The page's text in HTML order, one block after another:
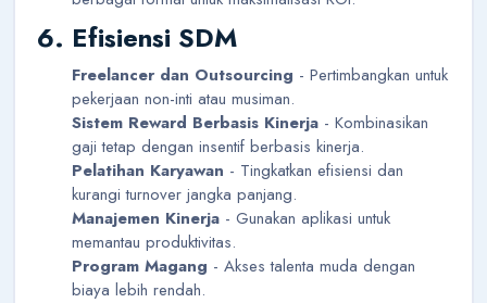
6. Efisiensi SDM
Freelancer dan Outsourcing - Pertimbangkan untuk
pekerjaan non-inti atau musiman.
Sistem Reward Berbasis Kinerja - Kombinasikan
gaji tetap dengan insentif berbasis kinerja.
Pelatihan Karyawan - Tingkatkan efisiensi dan
kurangi turnover jangka panjang.
Manajemen Kinerja - Gunakan aplikasi untuk
memantau produktivitas.
Program Magang - Akses talenta muda dengan
biaya lebih rendah.